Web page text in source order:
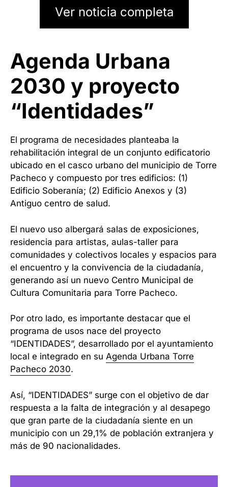
Ver noticia completa
Agenda Urbana
2030 y proyecto
“Identidades”
El programa de necesidades planteaba la
rehabilitación integral de un conjunto edificatorio
ubicado en el casco urbano del municipio de Torre
Pacheco y compuesto por tres edificios: (1)
Edificio Soberanía; (2) Edificio Anexos y (3)
Antiguo centro de salud.
El nuevo uso albergará salas de exposiciones,
residencia para artistas, aulas-taller para
comunidades y colectivos locales y espacios para
el encuentro y la convivencia de la ciudadanía,
generando así un nuevo Centro Municipal de
Cultura Comunitaria para Torre Pacheco.
Por otro lado, es importante destacar que el
programa de usos nace del proyecto
“IDENTIDADES”, desarrollado por el ayuntamiento
local e integrado en su Agenda Urbana Torre
Pacheco 2030.
Así, “IDENTIDADES” surge con el objetivo de dar
respuesta a la falta de integración y al desapego
que gran parte de la ciudadanía siente en un
municipio con un 29,1% de población extranjera y
más de 90 nacionalidades.